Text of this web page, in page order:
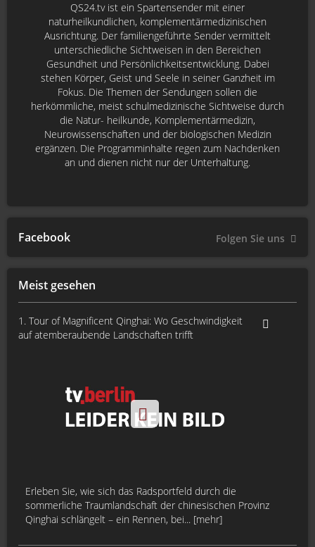
Meist gesehen
1. Tour of Magnificent Qinghai: Wo Geschwindigkeit
auf atemberaubende Landschaften trifft
Erleben Sie, wie sich das Radsportfeld durch die
sommerliche Traumlandschaft der chinesischen Provinz
Qinghai schlängelt – ein Rennen, bei... [mehr]
QS24.tv ist ein Spartensender mit einer
naturheilkundlichen, komplementärmedizinischen
Ausrichtung. Der familiengeführte Sender vermittelt
unterschiedliche Sichtweisen in den Bereichen
Gesundheit und Persönlichkeitsentwicklung. Dabei
stehen Körper, Geist und Seele in seiner Ganzheit im
Fokus. Die Themen der Sendungen sollen die
herkömmliche, meist schulmedizinische Sichtweise durch
die Natur- heilkunde, Komplementärmedizin,
Neurowissenschaften und der biologischen Medizin
ergänzen. Die Programminhalte regen zum Nachdenken
an und dienen nicht nur der Unterhaltung.
Facebook Folgen Sie uns